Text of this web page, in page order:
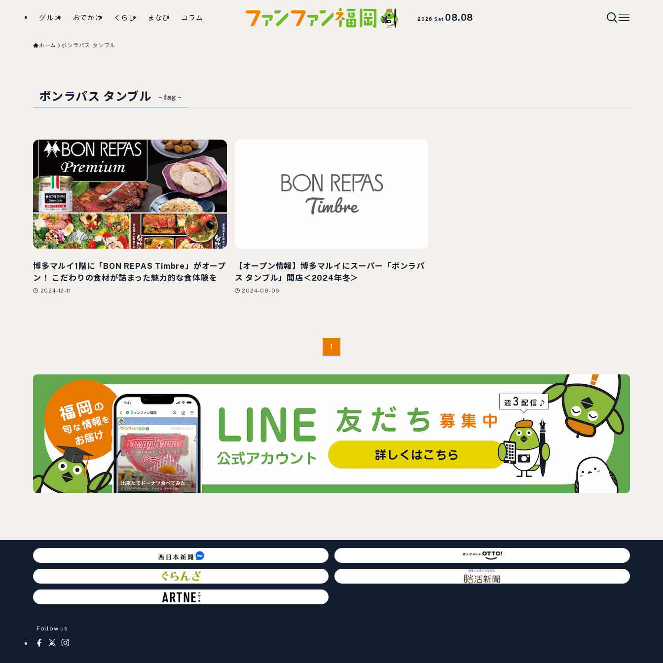
グルメ おでかけ くらし まなび コラム 2026 Sat 08.08
ホーム ボンラパス タンブル
ボンラパス タンブル – tag –
博多マルイ1階に「BON REPAS Timbre」がオープ
ン！ こだわりの食材が詰まった魅力的な食体験を
2024-12-11
【オープン情報】博多マルイにスーパー「ボンラパ
ス タンブル」開店＜2024年冬＞
2024-08-06
1
Follow us